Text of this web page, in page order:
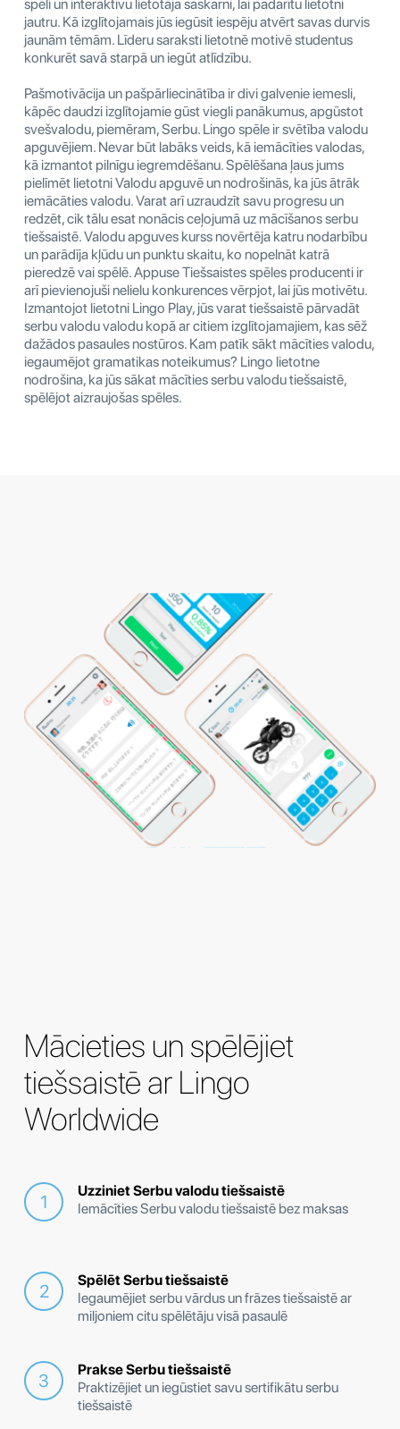
spēli un interaktīvu lietotāja saskarni, lai padarītu lietotni
jautru. Kā izglītojamais jūs iegūsit iespēju atvērt savas durvis
jaunām tēmām. Līderu saraksti lietotnē motivē studentus
konkurēt savā starpā un iegūt atlīdzību.
Pašmotivācija un pašpārliecinātība ir divi galvenie iemesli,
kāpēc daudzi izglītojamie gūst viegli panākumus, apgūstot
svešvalodu, piemēram, Serbu. Lingo spēle ir svētība valodu
apguvējiem. Nevar būt labāks veids, kā iemācīties valodas,
kā izmantot pilnīgu iegremdēšanu. Spēlēšana ļaus jums
pielīmēt lietotni Valodu apguvē un nodrošinās, ka jūs ātrāk
iemācāties valodu. Varat arī uzraudzīt savu progresu un
redzēt, cik tālu esat nonācis ceļojumā uz mācīšanos serbu
tiešsaistē. Valodu apguves kurss novērtēja katru nodarbību
un parādīja kļūdu un punktu skaitu, ko nopelnāt katrā
pieredzē vai spēlē. Appuse Tiešsaistes spēles producenti ir
arī pievienojuši nelielu konkurences vērpjot, lai jūs motivētu.
Izmantojot lietotni Lingo Play, jūs varat tiešsaistē pārvadāt
serbu valodu valodu kopā ar citiem izglītojamajiem, kas sēž
dažādos pasaules nostūros. Kam patīk sākt mācīties valodu,
iegaumējot gramatikas noteikumus? Lingo lietotne
nodrošina, ka jūs sākat mācīties serbu valodu tiešsaistē,
spēlējot aizraujošas spēles.
Mācieties un spēlējiet
tiešsaistē ar Lingo
Worldwide
Uzziniet Serbu valodu tiešsaistē
Iemācīties Serbu valodu tiešsaistē bez maksas
Spēlēt Serbu tiešsaistē
Iegaumējiet serbu vārdus un frāzes tiešsaistē ar
miljoniem citu spēlētāju visā pasaulē
Prakse Serbu tiešsaistē
Praktizējiet un iegūstiet savu sertifikātu serbu
tiešsaistē